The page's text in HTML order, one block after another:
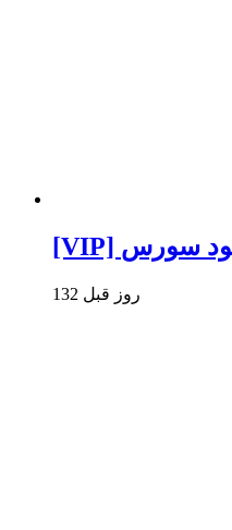
132 روز قبل